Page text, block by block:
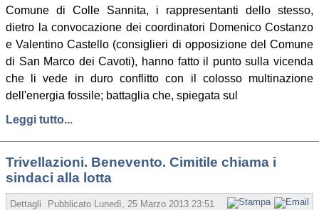
Comune di Colle Sannita, i rappresentanti dello stesso,
dietro la convocazione dei coordinatori Domenico Costanzo
e Valentino Castello (consiglieri di opposizione del Comune
di San Marco dei Cavoti), hanno fatto il punto sulla vicenda
che li vede in duro conflitto con il colosso multinazione
dell'energia fossile; battaglia che, spiegata sul
Leggi tutto...
Trivellazioni. Benevento. Cimitile chiama i
sindaci alla lotta
Dettagli Pubblicato Lunedì, 25 Marzo 2013 23:51 Scritto da Redazione